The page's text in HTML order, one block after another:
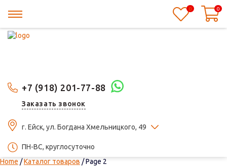
+7 (918) 201-77-88
Заказать звонок
г. Ейск, ул. Богдана Хмельницкого, 49
ПН-ВС, круглосуточно
0 0
Home /Каталог товаров / Page 2